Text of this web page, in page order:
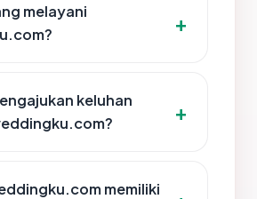
melayani
keluhan
memiliki